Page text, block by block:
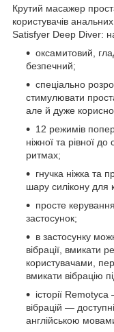
Крутий масажер
користувачів
Satisfyer Deep Diver:
оксамитовий,
безпечний;
спеціально
стимулювати
але й дуже
12 режимів
ніжної та рівної
ритмах;
гнучка ніжка та
шару силікону для
просте
застосунок;
в застосунку
вібрації, вмикати
користувачами,
вмикати вібрацію
історії Remotyca
вібрацій —
англійською